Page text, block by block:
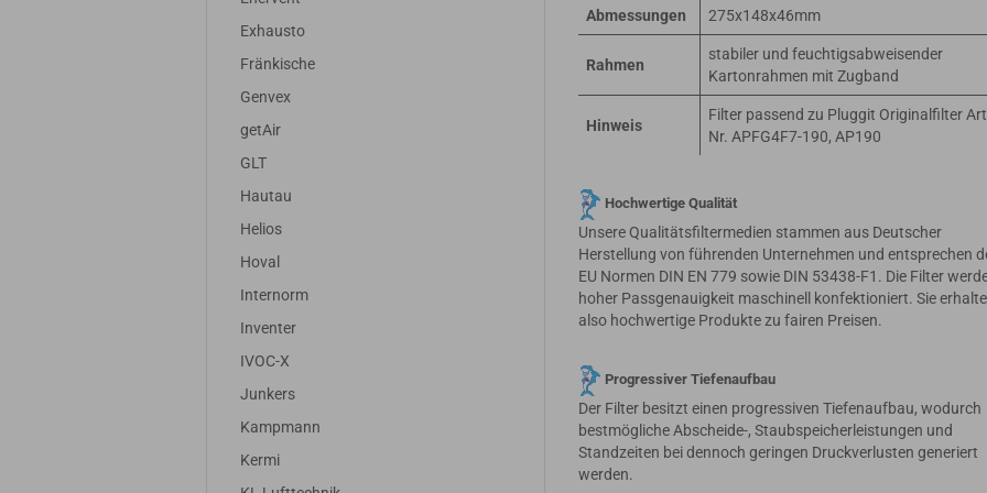
Abmessungen 275x148x46mm
Rahmen
stabiler und feuchtigsabweisender
Kartonrahmen mit Zugband
Hinweis
Filter passend zu Pluggit Originalfilter
Nr. APFG4F7-190, AP190
Hochwertige Qualität
Unsere Qualitätsfiltermedien stammen aus Deutscher
Herstellung von führenden Unternehmen und entsprechen
EU Normen DIN EN 779 sowie DIN 53438-F1. Die Filter
hoher Passgenauigkeit maschinell konfektioniert. Sie
also hochwertige Produkte zu fairen Preisen.
Progressiver Tiefenaufbau
Der Filter besitzt einen progressiven Tiefenaufbau, wodurch
bestmögliche Abscheide-, Staubspeicherleistungen und
Standzeiten bei dennoch geringen Druckverlusten generiert
werden.
Exhausto
Fränkische
Genvex
getAir
GLT
Hautau
Helios
Hoval
Internorm
Inventer
IVOC-X
Junkers
Kampmann
Kermi